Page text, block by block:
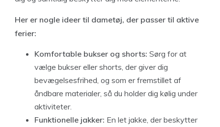
Her er nogle ideer til dametøj, der passer til aktive
ferier:
Komfortable bukser og shorts: Sørg for at
vælge bukser eller shorts, der giver dig
bevægelsesfrihed, og som er fremstillet af
åndbare materialer, så du holder dig kølig under
aktiviteter.
Funktionelle jakker: En let jakke, der beskytter